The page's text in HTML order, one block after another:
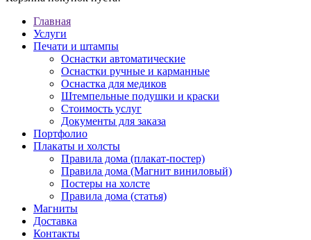
Главная
Услуги
Печати и штампы
Оснастки автоматические
Оснастки ручные и карманные
Оснастка для медиков
Штемпельные подушки и краски
Стоимость услуг
Документы для заказа
Портфолио
Плакаты и холсты
Правила дома (плакат-постер)
Правила дома (Магнит виниловый)
Постеры на холсте
Правила дома (статья)
Магниты
Доставка
Контакты